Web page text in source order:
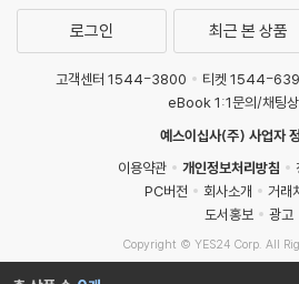
로그인 최근 본 상품
고객센터 1544-3800 티켓 1544-
eBook 1:1문의/채팅
예스이십사(주) 사업자
이용약관
개인정보처리방침
PC버전
회사소개
거래
도서홍보
광고
Copyright © YES24 Corp. All
MATOM3